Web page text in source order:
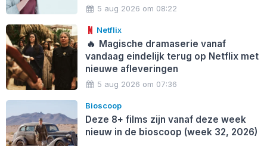
5 aug 2026 om 08:22
Netflix
🔥 Magische dramaserie vanaf
vandaag eindelijk terug op Netflix met
nieuwe afleveringen
5 aug 2026 om 07:36
Bioscoop
Deze 8+ films zijn vanaf deze week
nieuw in de bioscoop (week 32, 2026)